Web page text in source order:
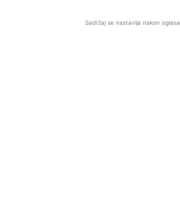
Sadržaj se nastavlja nakon oglasa